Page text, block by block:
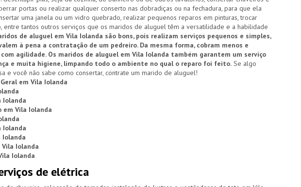
portas ou realizar qualquer conserto nas dobradiças ou na fechadura, para que ela
uma janela ou um vidro quebrado, realizar pequenos reparos em pinturas, trocar
entre tantos outros serviços que os maridos de aluguel têm a versatilidade e a habilidade
de aluguel em Vila Iolanda são bons, pois realizam serviços pequenos e simples,
à pena a contratação de um pedreiro. Da mesma forma, cobram menos e
agilidade. Os maridos de aluguel em Vila Iolanda também garantem um serviço
e muita higiene, limpando todo o ambiente no qual o reparo foi feito. Se algo
e você não sabe como consertar, contrate um marido de aluguel!
em Vila Iolanda
Iolanda
em Vila Iolanda
Iolanda
Iolanda
Iolanda
de elétrica